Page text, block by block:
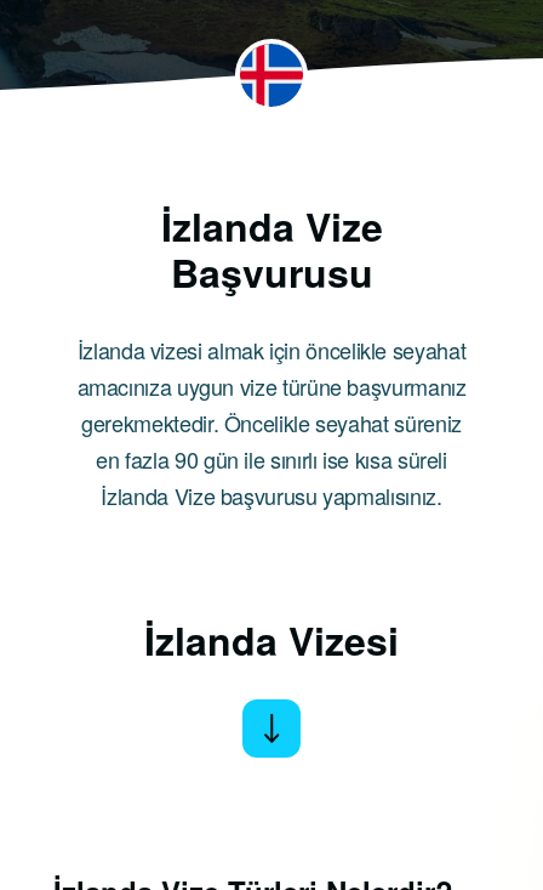
İzlanda Vize
Başvurusu
İzlanda vizesi almak için öncelikle seyahat
amacınıza uygun vize türüne başvurmanız
gerekmektedir. Öncelikle seyahat süreniz
en fazla 90 gün ile sınırlı ise kısa süreli
İzlanda Vize başvurusu yapmalısınız.
İzlanda Vizesi